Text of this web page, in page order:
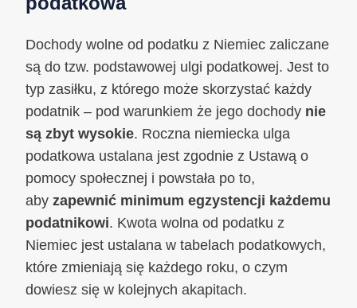
Dochody wolne od podatku z Niemiec zaliczane
są do tzw. podstawowej ulgi podatkowej. Jest to
typ zasiłku, z którego może skorzystać każdy
podatnik – pod warunkiem że jego dochody nie
są zbyt wysokie. Roczna niemiecka ulga
podatkowa ustalana jest zgodnie z Ustawą o
pomocy społecznej i powstała po to,
aby zapewnić minimum egzystencji każdemu
podatnikowi. Kwota wolna od podatku z
Niemiec jest ustalana w tabelach podatkowych,
które zmieniają się każdego roku, o czym
dowiesz się w kolejnych akapitach.